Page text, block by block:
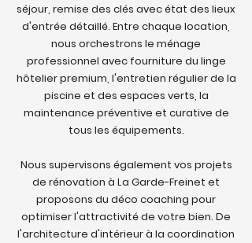
séjour, remise des clés avec état des lieux
d'entrée détaillé. Entre chaque location,
nous orchestrons le ménage
professionnel avec fourniture du linge
hôtelier premium, l'entretien régulier de la
piscine et des espaces verts, la
maintenance préventive et curative de
tous les équipements.
Nous supervisons également vos projets
de rénovation à La Garde-Freinet et
proposons du déco coaching pour
optimiser l'attractivité de votre bien. De
l'architecture d'intérieur à la coordination